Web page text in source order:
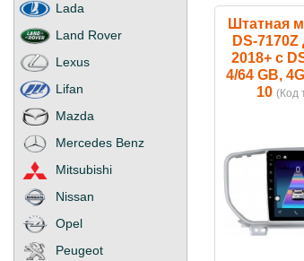
Штатная
DS-
2018+ с
4/64 GB,
10 (Код
Lada
Land Rover
Lexus
Lifan
Mazda
Mercedes Benz
Mitsubishi
Nissan
Opel
Peugeot